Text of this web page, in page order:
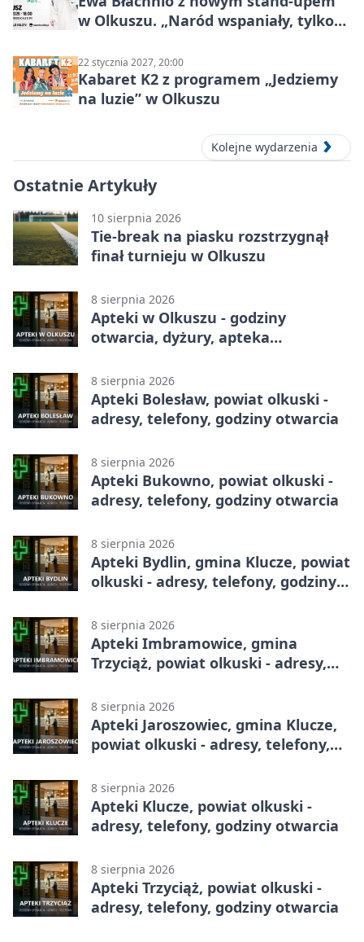
w Olkuszu. „Naród wspaniały, tylko
22 stycznia 2027, 20:00
Kabaret K2 z programem „Jedziemy
na luzie” w Olkuszu
Kolejne wydarzenia
Ostatnie Artykuły
10 sierpnia 2026
Tie-break na piasku rozstrzygnął
finał turnieju w Olkuszu
8 sierpnia 2026
Apteki w Olkuszu - godziny
otwarcia, dyżury, apteka
8 sierpnia 2026
Apteki Bolesław, powiat olkuski -
adresy, telefony, godziny otwarcia
8 sierpnia 2026
Apteki Bukowno, powiat olkuski -
adresy, telefony, godziny otwarcia
8 sierpnia 2026
Apteki Bydlin, gmina Klucze, powiat
olkuski - adresy, telefony, godziny
8 sierpnia 2026
Apteki Imbramowice, gmina
Trzyciąż, powiat olkuski - adresy,
8 sierpnia 2026
Apteki Jaroszowiec, gmina Klucze,
powiat olkuski - adresy, telefony,
8 sierpnia 2026
Apteki Klucze, powiat olkuski -
adresy, telefony, godziny otwarcia
8 sierpnia 2026
Apteki Trzyciąż, powiat olkuski -
adresy, telefony, godziny otwarcia